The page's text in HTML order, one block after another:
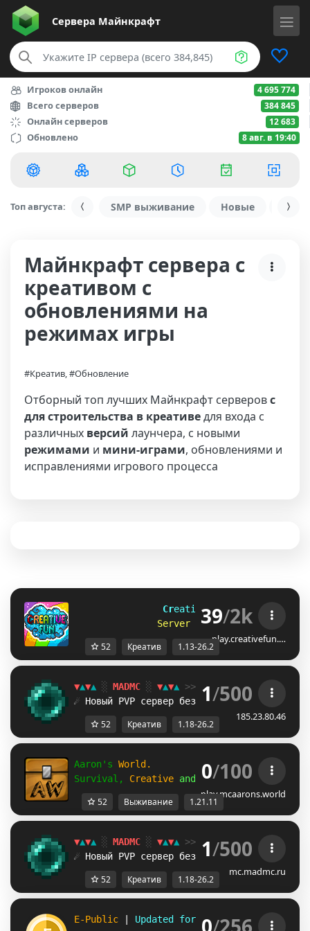
Сервера Майнкрафт
Игроков онлайн 4 695 774
Всего серверов 384 845
Онлайн серверов 12 683
Обновлено 8 авг. в 19:40
Топ августа: SMP выживание Новые С
Майнкрафт сервера с
креативом с
обновлениями на
режимах игры
#Креатив, #Обновление
Отборный топ лучших Майнкрафт серверовс
для строительства в креативедля входа с
различных версий лаунчера, с новыми
режимами и мини-играми, обновлениями и
исправлениями игрового процесса
Creati eFun [1.13-26.2]
Server as up dated o
39/2k
play.creativefun.…
52 Креатив 1.13-26.2
▼▲▼▲ ░ MADMC ░ ▼▲▼▲ >> Версия: 1.18 -
☄ Новый PVP сервер без креатива!
ЗАХОДИ
1/500
185.23.80.46
52 Креатив 1.18-26.2
Aaron's World.
Survival, Creative and Vanilla was
0/100
play.mcaarons.world
52 Выживание 1.21.11
▼▲▼▲ ░ MADMC ░ ▼▲▼▲ >> Версия: 1.18 -
☄ Новый PVP сервер без креатива!
ЗАХОДИ
1/500
mc.madmc.ru
52 Креатив 1.18-26.2
E-Public Updated for Latest Version